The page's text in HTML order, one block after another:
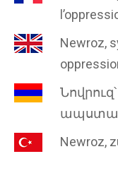
Newroz,
Newroz,